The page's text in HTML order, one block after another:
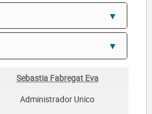
Sebastia Fabregat Eva
Administrador Unico